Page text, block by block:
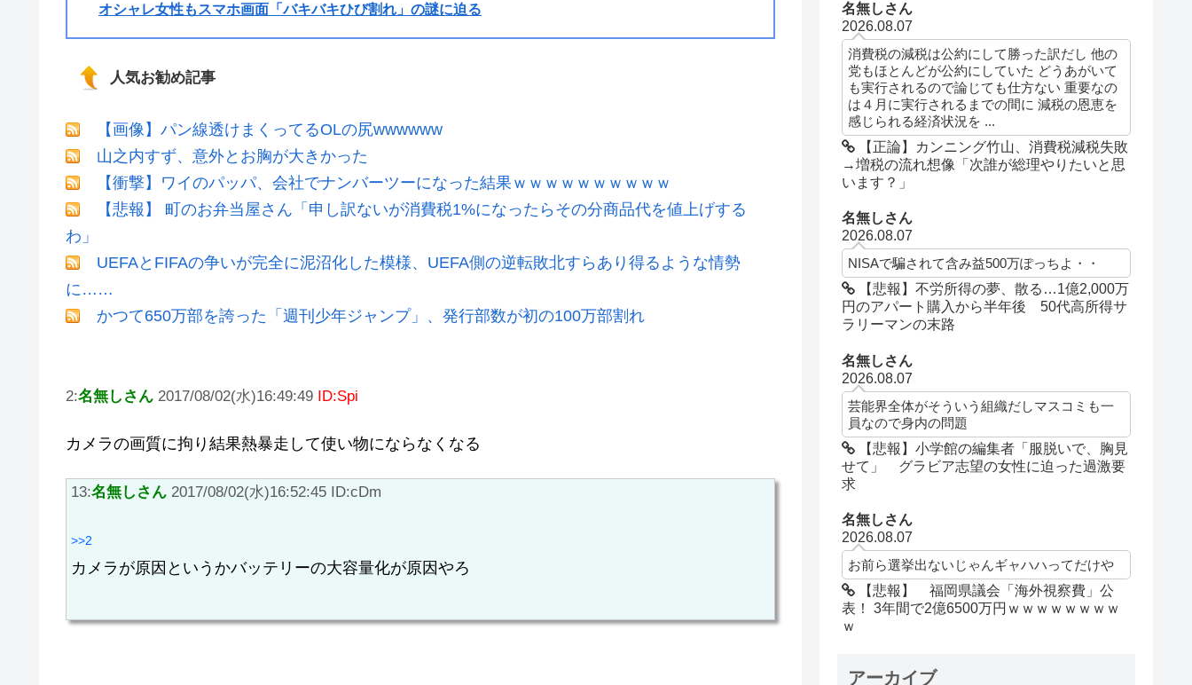
オシャレ女性もスマホ画面「バキバキひび割れ」の謎に迫る
人気お勧め記事
【画像】パン線透けまくってるOLの尻wwwwww
山之内すず、意外とお胸が大きかった
【衝撃】ワイのパッパ、会社でナンバーツーになった結果ｗｗｗｗｗｗｗｗｗｗ
【悲報】 町のお弁当屋さん「申し訳ないが消費税1%になったらその分商品代を値上げする
わ」
UEFAとFIFAの争いが完全に泥沼化した模様、UEFA側の逆転敗北すらあり得るような情勢
に……
かつて650万部を誇った「週刊少年ジャンプ」、発行部数が初の100万部割れ
2:名無しさん 2017/08/02(水)16:49:49 ID:Spi
カメラの画質に拘り結果熱暴走して使い物にならなくなる
13:名無しさん 2017/08/02(水)16:52:45 ID:cDm
>>2
カメラが原因というかバッテリーの大容量化が原因やろ
名無しさん
2026.08.07
消費税の減税は公約にして勝った訳だし 他の
党もほとんどが公約にしていた どうあがいて
も実行されるので論じても仕方ない 重要なの
は４月に実行されるまでの間に 減税の恩恵を
感じられる経済状況を ...
【正論】カンニング竹山、消費税減税失敗
→増税の流れ想像「次誰が総理やりたいと思
います？」
名無しさん
2026.08.07
NISAで騙されて含み益500万ぽっちよ・・
【悲報】不労所得の夢、散る…1億2,000万
円のアパート購入から半年後 50代高所得サ
ラリーマンの末路
名無しさん
2026.08.07
芸能界全体がそういう組織だしマスコミも一
員なので身内の問題
【悲報】小学館の編集者「服脱いで、胸見
せて」 グラビア志望の女性に迫った過激要
求
名無しさん
2026.08.07
お前ら選挙出ないじゃんギャハハってだけや
【悲報】 福岡県議会「海外視察費」公
表！ 3年間で2億6500万円ｗｗｗｗｗｗｗｗ
ｗ
アーカイブ